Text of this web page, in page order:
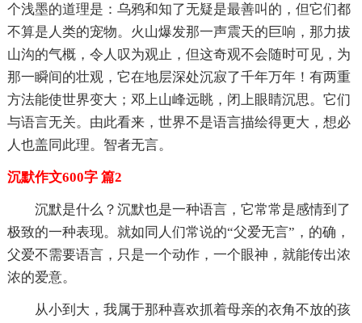
个浅墨的道理是：乌鸦和知了无疑是最善叫的，但它们都
不算是人类的宠物。火山爆发那一声震天的巨响，那力拔
山沟的气概，令人叹为观止，但这奇观不会随时可见，为
那一瞬间的壮观，它在地层深处沉寂了千年万年！有两重
方法能使世界变大；邓上山峰远眺，闭上眼睛沉思。它们
与语言无关。由此看来，世界不是语言描绘得更大，想必
人也盖同此理。智者无言。
沉默作文600字 篇2
沉默是什么？沉默也是一种语言，它常常是感情到了
极致的一种表现。就如同人们常说的“父爱无言”，的确，
父爱不需要语言，只是一个动作，一个眼神，就能传出浓
浓的爱意。
从小到大，我属于那种喜欢抓着母亲的衣角不放的孩